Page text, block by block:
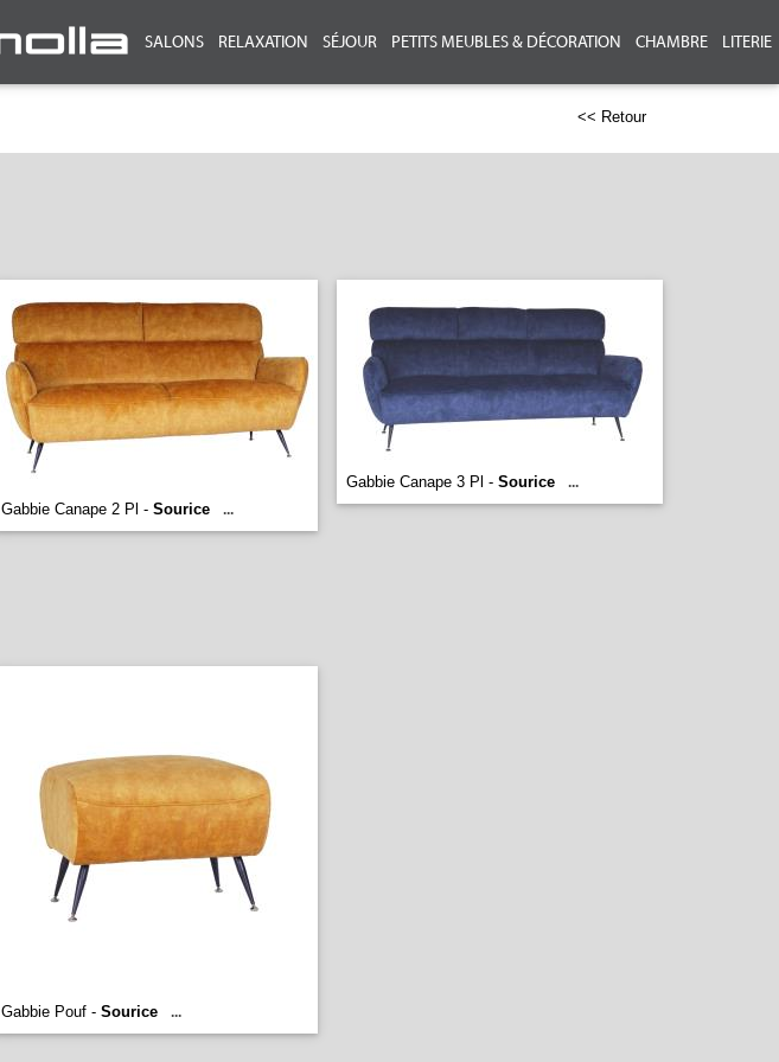
SALONS RELAXATION SÉJOUR PETITS MEUBLES & DÉCORATION CHAMBRE LITERIE
<< Retour
Gabbie Canape 2 Pl - Sourice ...
Gabbie Canape 3 Pl - Sourice ...
Gabbie Pouf - Sourice ...